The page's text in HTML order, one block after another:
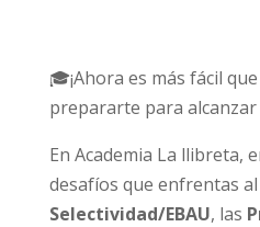
🎓¡Ahora es más fácil
prepararte para alcanzar
En Academia La llibreta,
desafíos que enfrentas
Selectividad/EBAU, las